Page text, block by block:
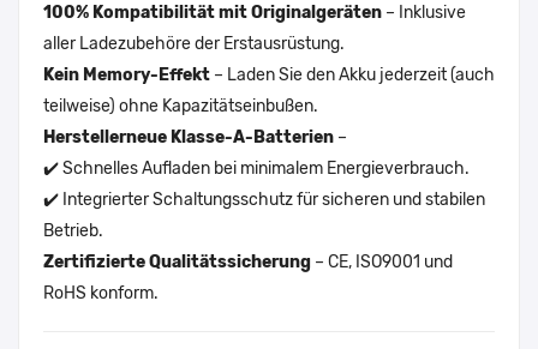
100% Kompatibilität mit Originalgeräten – Inklusive
aller Ladezubehöre der Erstausrüstung.
Kein Memory-Effekt – Laden Sie den Akku jederzeit (auch
teilweise) ohne Kapazitätseinbußen.
Herstellerneue Klasse-A-Batterien –
✔️ Schnelles Aufladen bei minimalem Energieverbrauch.
✔️ Integrierter Schaltungsschutz für sicheren und stabilen
Betrieb.
Zertifizierte Qualitätssicherung – CE, ISO9001 und
RoHS konform.